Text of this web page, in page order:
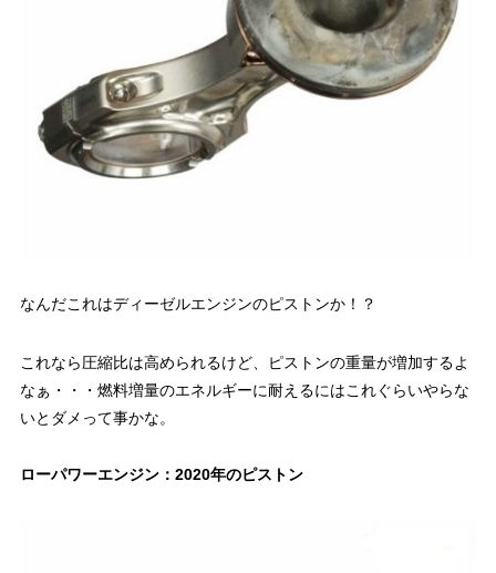
なんだこれはディーゼルエンジンのピストンか！？
これなら圧縮比は高められるけど、ピストンの重量が増加するよ
なぁ・・・燃料増量のエネルギーに耐えるにはこれぐらいやらな
いとダメって事かな。
ローパワーエンジン：2020年のピストン